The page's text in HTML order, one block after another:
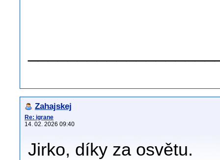
Zahajskej
Re: igrane
14. 02. 2026 09:40
Jirko, díky za osvětu.